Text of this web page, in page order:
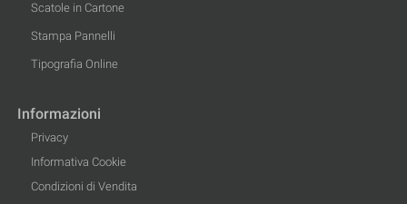
Scatole in Cartone
Stampa Pannelli
Tipografia Online
Informazioni
Privacy
Informativa Cookie
Condizioni di Vendita